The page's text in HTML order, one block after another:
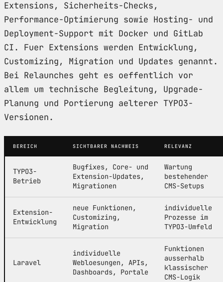
Extensions, Sicherheits-Checks,
Performance-Optimierung sowie Hosting- und
Deployment-Support mit Docker und GitLab
CI. Fuer Extensions werden Entwicklung,
Customizing, Migration und Updates genannt.
Bei Relaunches geht es oeffentlich vor
allem um technische Begleitung, Upgrade-
Planung und Portierung aelterer TYPO3-
Versionen.
BEREICH SICHTBARER NACHWEIS RELEVANZ
TYPO3-
Betrieb
Bugfixes, Core- und
Extension-Updates,
Migrationen
Wartung
bestehender
CMS-Setups
Extension-
Entwicklung
neue Funktionen,
Customizing,
Migration
individuelle
Prozesse im
TYPO3-Umfeld
Laravel
individuelle
Webloesungen, APIs,
Dashboards, Portale
Funktionen
ausserhalb
klassischer
CMS-Logik